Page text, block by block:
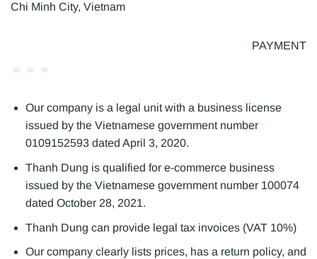
Chi Minh City, Vietnam
PAYMENT
Our company is a legal unit with a business license
issued by the Vietnamese government number
0109152593 dated April 3, 2020.
Thanh Dung is qualified for e-commerce business
issued by the Vietnamese government number 100074
dated October 28, 2021.
Thanh Dung can provide legal tax invoices (VAT 10%)
Our company clearly lists prices, has a return policy, and